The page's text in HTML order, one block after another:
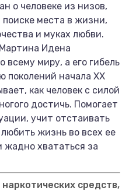
о человеке из низов,
места в жизни,
и муках любви.
Идена
миру, а его гибель
поколений начала XX
как человек с силой
достичь. Помогает
учит отстаивать
жизнь во всех ее
жадно хвататься за
средств,